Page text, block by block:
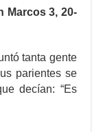
Marcos 3, 20-
tanta gente
parientes se
decían: “Es